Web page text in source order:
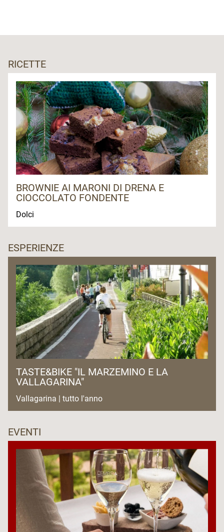
RICETTE
BROWNIE AI MARONI DI DRENA E
CIOCCOLATO FONDENTE
Dolci
ESPERIENZE
TASTE&BIKE "IL MARZEMINO E LA
VALLAGARINA"
Vallagarina | tutto l'anno
EVENTI